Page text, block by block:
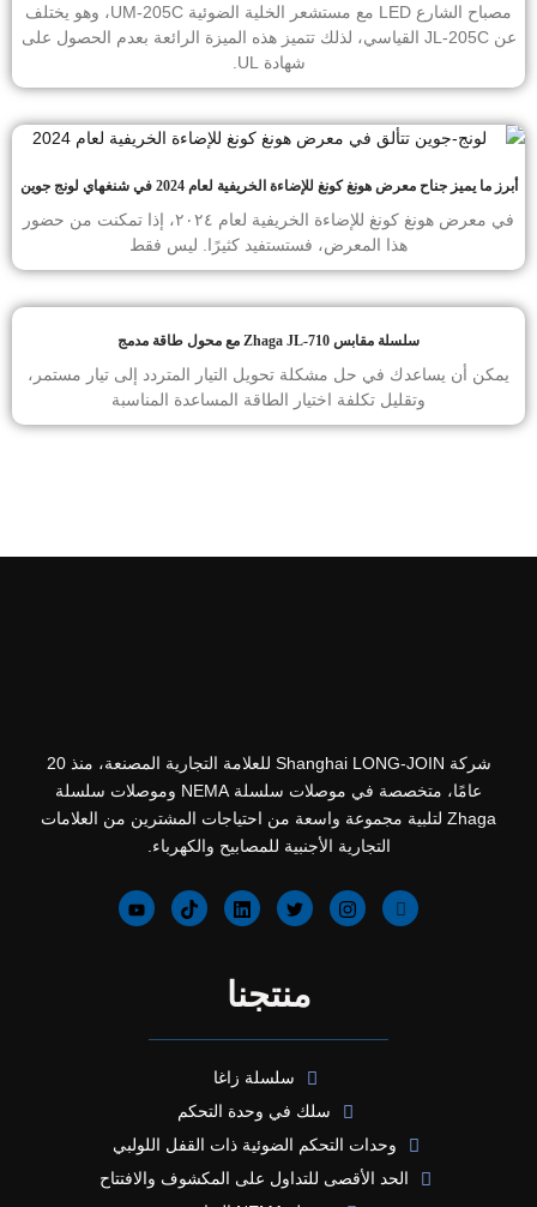
مصباح الشارع LED مع مستشعر الخلية الضوئية UM-205C، وهو يختلف
عن JL-205C القياسي، لذلك تتميز هذه الميزة الرائعة بعدم الحصول على
شهادة UL.
أبرز ما يميز جناح معرض هونغ كونغ للإضاءة الخريفية لعام 2024 في شنغهاي لونج جوين
في معرض هونغ كونغ للإضاءة الخريفية لعام ٢٠٢٤، إذا تمكنت من حضور
هذا المعرض، فستستفيد كثيرًا. ليس فقط
سلسلة مقابس Zhaga JL-710 مع محول طاقة مدمج
يمكن أن يساعدك في حل مشكلة تحويل التيار المتردد إلى تيار مستمر،
وتقليل تكلفة اختيار الطاقة المساعدة المناسبة
شركة Shanghai LONG-JOIN للعلامة التجارية المصنعة، منذ 20
عامًا، متخصصة في موصلات سلسلة NEMA وموصلات سلسلة
Zhaga لتلبية مجموعة واسعة من احتياجات المشترين من العلامات
التجارية الأجنبية للمصابيح والكهرباء.
منتجنا
سلسلة زاغا
سلك في وحدة التحكم
وحدات التحكم الضوئية ذات القفل اللولبي
الحد الأقصى للتداول على المكشوف والافتتاح